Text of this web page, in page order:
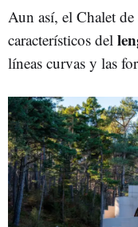
Aun así, el Chalet
característicos del
líneas curvas y las